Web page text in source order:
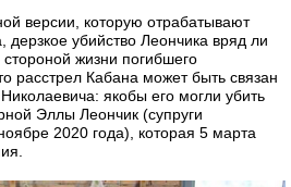
версии, которую отрабатывают
дерзкое убийство Леончика вряд ли
стороной жизни погибшего
расстрел Кабана может быть связан
якобы его могли убить
Эллы Леончик (супруги
2020 года), которая 5 марта